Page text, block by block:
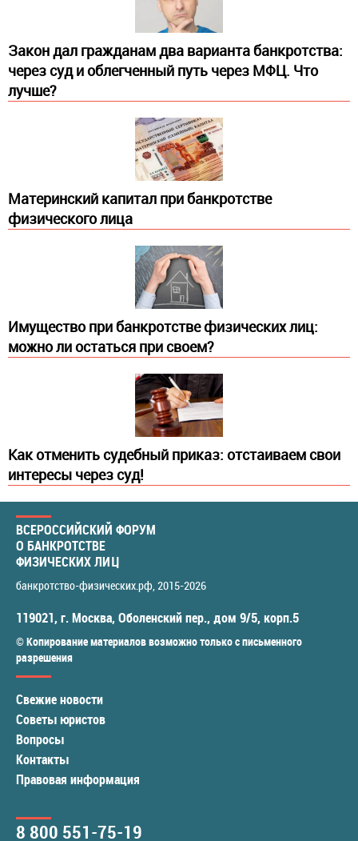
Закон дал гражданам два варианта банкротства:
через суд и облегченный путь через МФЦ. Что
лучше?
Материнский капитал при банкротстве
физического лица
Имущество при банкротстве физических лиц:
можно ли остаться при своем?
​Как отменить судебный приказ: отстаиваем свои
интересы через суд!
ВСЕРОССИЙСКИЙ ФОРУМ
О БАНКРОТСТВЕ
ФИЗИЧЕСКИХ ЛИЦ
банкротство-физических.рф , 2015-2026
119021, г. Москва, Оболенский пер., дом 9/5, корп.5
© Копирование материалов возможно только с письменного
разрешения
Свежие новости
Советы юристов
Вопросы
Контакты
Правовая информация
8 800 551-75-19